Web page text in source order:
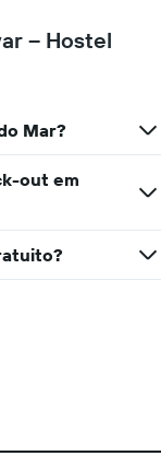
– Hostel
Mar?
out em